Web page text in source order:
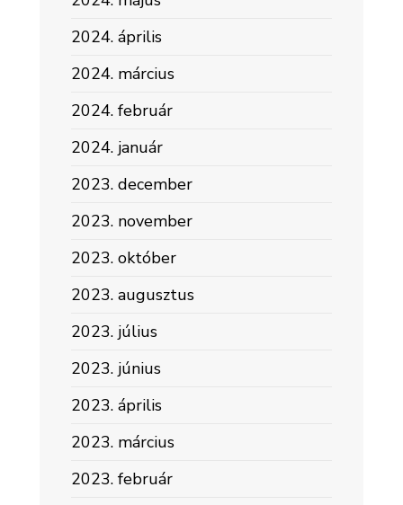
2024. április
2024. március
2024. február
2024. január
2023. december
2023. november
2023. október
2023. augusztus
2023. július
2023. június
2023. április
2023. március
2023. február